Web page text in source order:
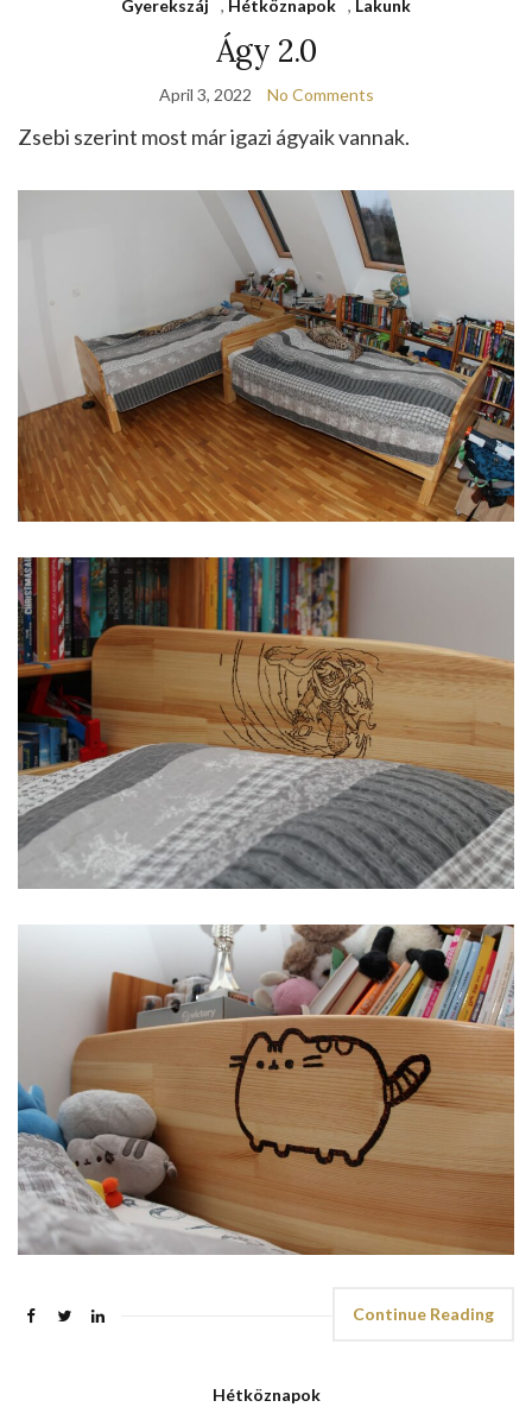
Gyerekszáj , Hétköznapok , Lakunk
Ágy 2.0
April 3, 2022 No Comments
Zsebi szerint most már igazi ágyaik vannak.
Continue Reading
Hétköznapok